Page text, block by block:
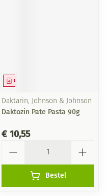
Geneesmiddel
Daktarin, Johnson & Johnson
Daktozin Pate Pasta 90g
€ 10,55
Bestel